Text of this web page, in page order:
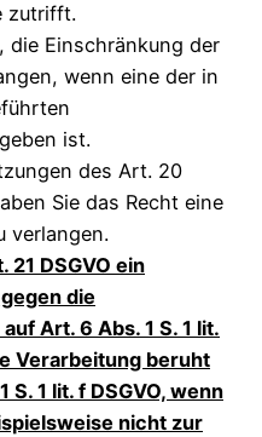
zutrifft.
die Einschränkung der
wenn eine der in
ist.
des Art. 20
Sie das Recht eine
verlangen.
21 DSGVO ein
die
Art. 6 Abs. 1 S. 1 lit.
Verarbeitung beruht
S. 1 lit. f DSGVO, wenn
nicht zur